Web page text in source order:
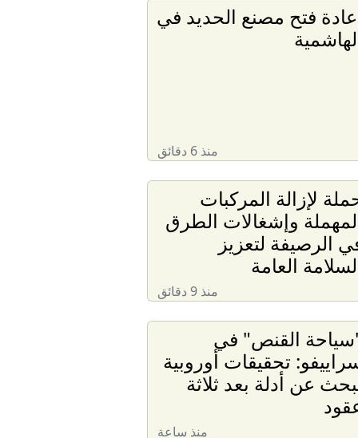
فتح مصنع الحديد في
منذ 6 دقائق
لإزالة المركبات
وإشغالات الطرق
الرصيفة لتعزيز
العامة
منذ 9 دقائق
القنص" في
تحقيقات أوروبية
عن أدلة بعد ثلاثة
منذ ساعة